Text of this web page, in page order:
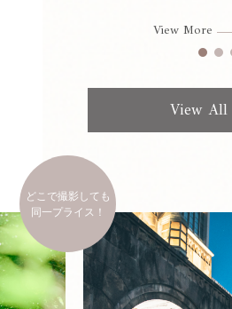
View More
View All
どこで撮影しても
同一プライス！